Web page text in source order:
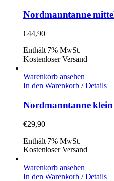
Nordmanntanne
€44,90
Enthält 7% MwSt.
Kostenloser Versand
Warenkorb ansehen
In den Warenkorb / Details
Nordmanntanne klein
€29,90
Enthält 7% MwSt.
Kostenloser Versand
Warenkorb ansehen
In den Warenkorb / Details